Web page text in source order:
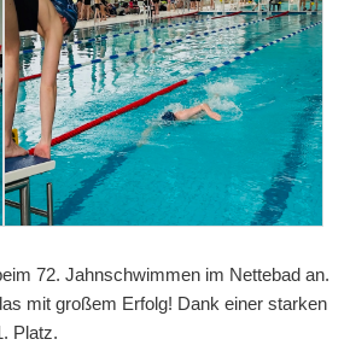
72. Jahnschwimmen im Nettebad an.
mit großem Erfolg! Dank einer starken
Platz.